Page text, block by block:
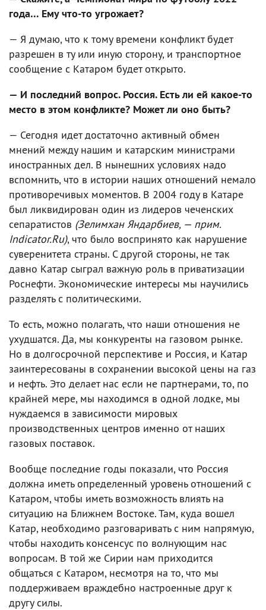
года… Ему что-то угрожает?
— Я думаю, что к тому времени конфликт будет
разрешен в ту или иную сторону, и транспортное
сообщение с Катаром будет открыто.
— И последний вопрос. Россия. Есть ли ей какое-то
место в этом конфликте? Может ли оно быть?
— Сегодня идет достаточно активный обмен
мнений между нашим и катарским министрами
иностранных дел. В нынешних условиях надо
вспомнить, что в истории наших отношений немало
противоречивых моментов. В 2004 году в Катаре
был ликвидирован один из лидеров чеченских
сепаратистов (Зелимхан Яндарбиев, — прим.
Indicator.Ru), что было воспринято как нарушение
суверенитета страны. С другой стороны, не так
давно Катар сыграл важную роль в приватизации
Роснефти. Экономические интересы мы научились
разделять с политическими.
То есть, можно полагать, что наши отношения не
ухудшатся. Да, мы конкуренты на газовом рынке.
Но в долгосрочной перспективе и Россия, и Катар
заинтересованы в сохранении высокой цены на газ
и нефть. Это делает нас если не партнерами, то, по
крайней мере, мы находимся в одной лодке, мы
нуждаемся в зависимости мировых
производственных центров именно от наших
газовых поставок.
Вообще последние годы показали, что Россия
должна иметь определенный уровень отношений с
Катаром, чтобы иметь возможность влиять на
ситуацию на Ближнем Востоке. Там, куда вошел
Катар, необходимо разговаривать с ним напрямую,
чтобы находить консенсус по волнующим нас
вопросам. В той же Сирии нам приходится
общаться с Катаром, несмотря на то, что мы
поддерживаем враждебно настроенные друг к
другу силы.